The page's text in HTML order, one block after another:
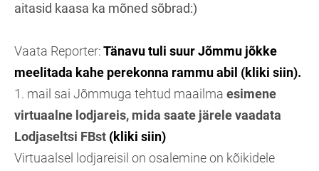
aitasid kaasa ka mõned sõbrad:)
Vaata Reporter:Tänavu tuli suur Jõmmu jõkke
meelitada kahe perekonna rammu abil (kliki siin).
1. mail sai Jõmmuga tehtud maailma esimene
virtuaalne lodjareis, mida saate järele vaadata
Lodjaseltsi FBst (kliki siin)
Virtuaalsel lodjareisil on osalemine on kõikidele